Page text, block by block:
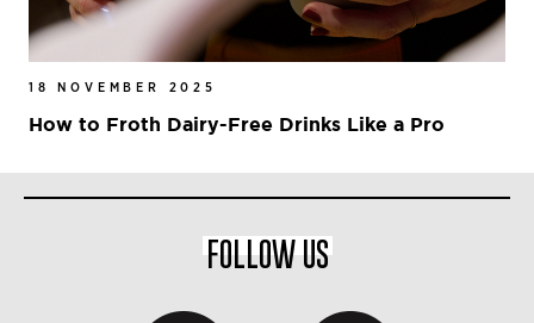
18 NOVEMBER 2025
How to Froth Dairy-Free Drinks Like a Pro
FOLLOW US